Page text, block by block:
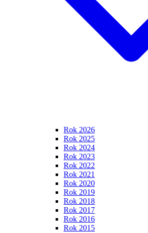
Rok 2026
Rok 2025
Rok 2024
Rok 2023
Rok 2022
Rok 2021
Rok 2020
Rok 2019
Rok 2018
Rok 2017
Rok 2016
Rok 2015